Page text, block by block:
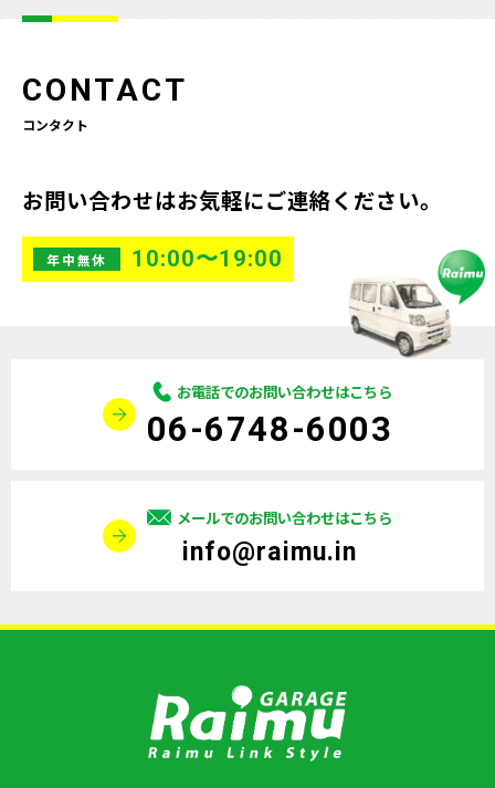
CONTACT
コンタクト
お問い合わせはお気軽にご連絡ください。
年中無休 10:00〜19:00
お電話でのお問い合わせはこちら
06-6748-6003
メールでのお問い合わせはこちら
info@raimu.in